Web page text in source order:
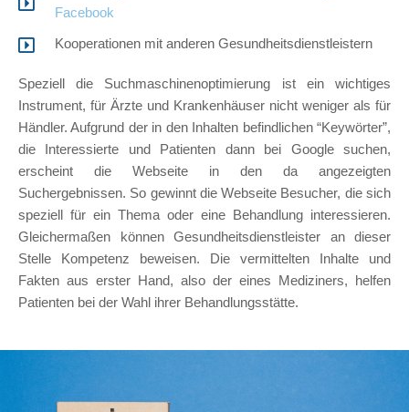
Facebook
Kooperationen mit anderen Gesundheitsdienstleistern
Speziell die Suchmaschinenoptimierung ist ein wichtiges
Instrument, für Ärzte und Krankenhäuser nicht weniger als für
Händler. Aufgrund der in den Inhalten befindlichen “Keywörter”,
die Interessierte und Patienten dann bei Google suchen,
erscheint die Webseite in den da angezeigten
Suchergebnissen. So gewinnt die Webseite Besucher, die sich
speziell für ein Thema oder eine Behandlung interessieren.
Gleichermaßen können Gesundheitsdienstleister an dieser
Stelle Kompetenz beweisen. Die vermittelten Inhalte und
Fakten aus erster Hand, also der eines Mediziners, helfen
Patienten bei der Wahl ihrer Behandlungsstätte.